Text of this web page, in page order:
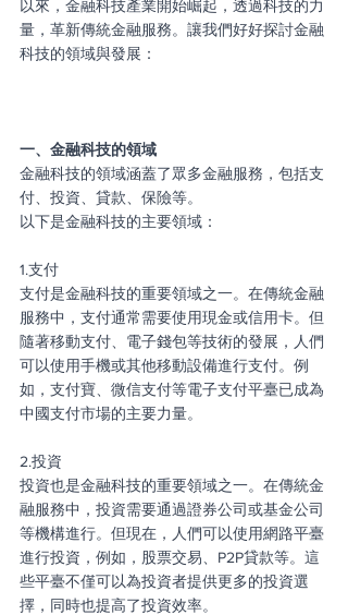
以來，金融科技產業開始崛起，透過科技的力
量，革新傳統金融服務。讓我們好好探討金融
科技的領域與發展：
一、金融科技的領域
金融科技的領域涵蓋了眾多金融服務，包括支
付、投資、貸款、保險等。
以下是金融科技的主要領域：
1.支付
支付是金融科技的重要領域之一。在傳統金融
服務中，支付通常需要使用現金或信用卡。但
隨著移動支付、電子錢包等技術的發展，人們
可以使用手機或其他移動設備進行支付。例
如，支付寶、微信支付等電子支付平臺已成為
中國支付市場的主要力量。
2.投資
投資也是金融科技的重要領域之一。在傳統金
融服務中，投資需要通過證券公司或基金公司
等機構進行。但現在，人們可以使用網路平臺
進行投資，例如，股票交易、P2P貸款等。這
些平臺不僅可以為投資者提供更多的投資選
擇，同時也提高了投資效率。